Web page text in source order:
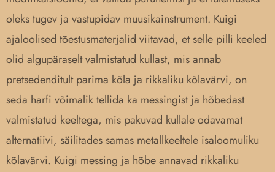
oleks tugev ja vastupidav muusikainstrument. Kuigi
ajaloolised tõestusmaterjalid viitavad, et selle pilli keeled
olid algupäraselt valmistatud kullast, mis annab
pretsedenditult parima kõla ja rikkaliku kõlavärvi, on
seda harfi võimalik tellida ka messingist ja hõbedast
valmistatud keeltega, mis pakuvad kullale odavamat
alternatiivi, säilitades samas metallkeeltele isaloomuliku
kõlavärvi. Kuigi messing ja hõbe annavad rikkaliku